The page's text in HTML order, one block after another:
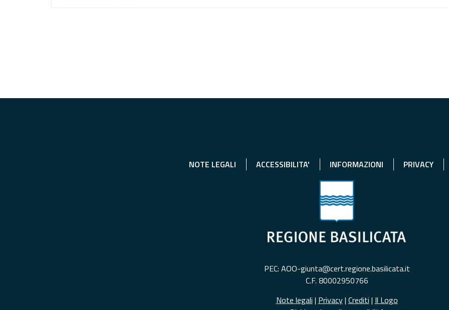
NOTE LEGALI ACCESSIBILITA' INFORMAZIONI PRIVACY
PEC: AOO-giunta@cert.regione.basilicata.it
C.F. 80002950766
Note legali | Privacy| Crediti | Il Logo